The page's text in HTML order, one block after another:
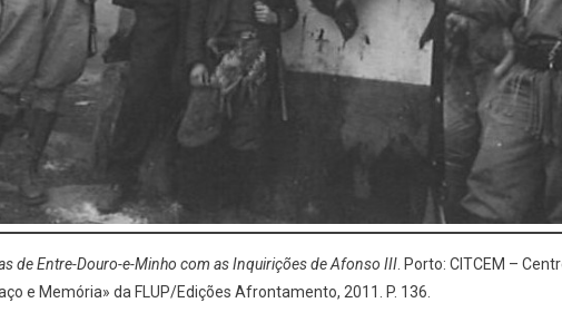
de Entre-Douro-e-Minho com as Inquirições de Afonso III. Porto: CITCEM –
e Memória» da FLUP/Edições Afrontamento, 2011. P. 136.